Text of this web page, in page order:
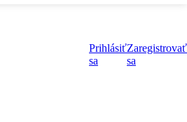
Prihlásiť
sa
Zaregistrovať
sa